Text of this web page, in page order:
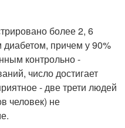
более 2, 6
причем у 90%
контрольно -
число достигает
- две трети людей
человек) не